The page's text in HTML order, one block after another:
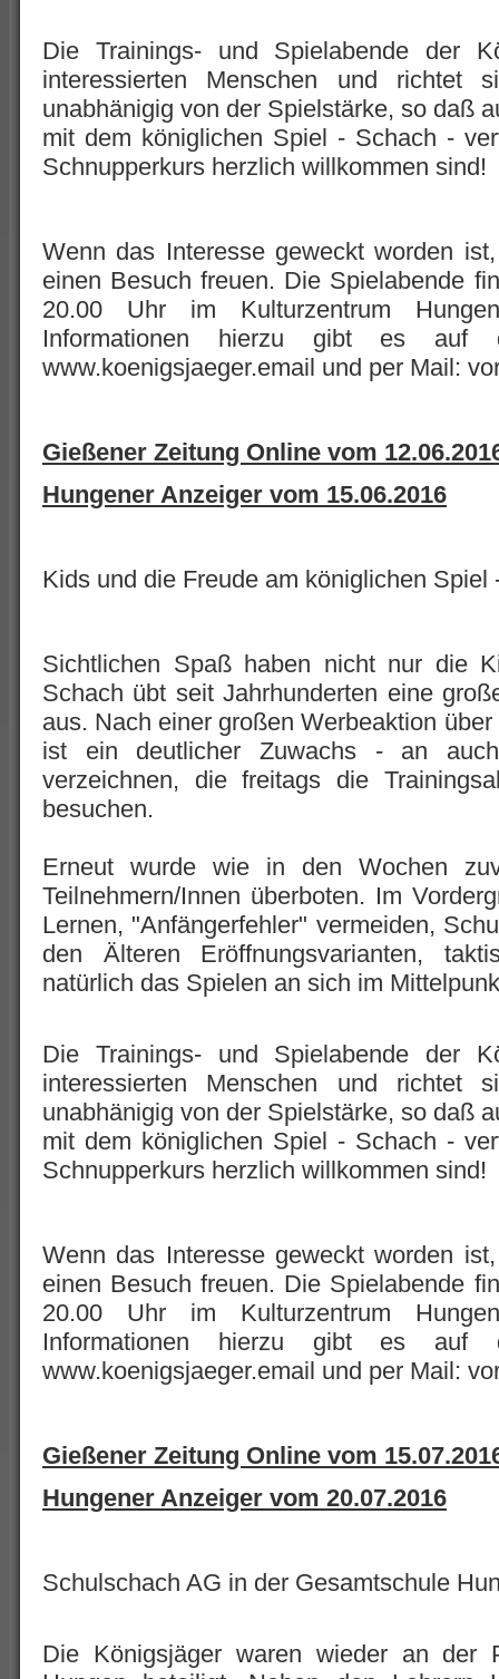
Die Trainings- und Spielabende der
interessierten Menschen und richtet
unabhänigig von der Spielstärke, so daß
mit dem königlichen Spiel - Schach -
Schnupperkurs herzlich willkommen sind!
Wenn das Interesse geweckt worden
einen Besuch freuen. Die Spielabende
20.00 Uhr im Kulturzentrum
Informationen hierzu gibt es auf
www.koenigsjaeger.email und per Mail:
Gießener Zeitung Online vom
Hungener Anzeiger vom 15.06.2016
Kids und die Freude am königlichen Spiel
Sichtlichen Spaß haben nicht nur die
Schach übt seit Jahrhunderten eine
aus. Nach einer großen Werbeaktion
ist ein deutlicher Zuwachs - an
verzeichnen, die freitags die
besuchen.
Erneut wurde wie in den Wochen
Teilnehmern/Innen überboten. Im
Lernen, "Anfängerfehler" vermeiden,
den Älteren Eröffnungsvarianten,
natürlich das Spielen an sich im
Die Trainings- und Spielabende der
interessierten Menschen und richtet
unabhänigig von der Spielstärke, so daß
mit dem königlichen Spiel - Schach -
Schnupperkurs herzlich willkommen sind!
Wenn das Interesse geweckt worden
einen Besuch freuen. Die Spielabende
20.00 Uhr im Kulturzentrum
Informationen hierzu gibt es auf
www.koenigsjaeger.email und per Mail:
Gießener Zeitung Online vom
Hungener Anzeiger vom 20.07.2016
Schulschach AG in der Gesamtschule
Die Königsjäger waren wieder an der